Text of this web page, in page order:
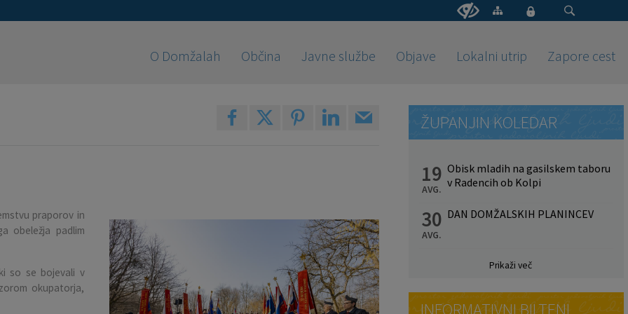
O Domžalah Občina Javne službe Objave Lokalni utrip Zapore cest
praporov in
obeležja padlim
so se bojevali v
okupatorja,
ŽUPANJIN KOLEDAR
19
AVG.
Obisk mladih na gasilskem taboru
v Radencih ob Kolpi
30
AVG.
DAN DOMŽALSKIH PLANINCEV
Prikaži več
INFORMATIVNI BILTENI